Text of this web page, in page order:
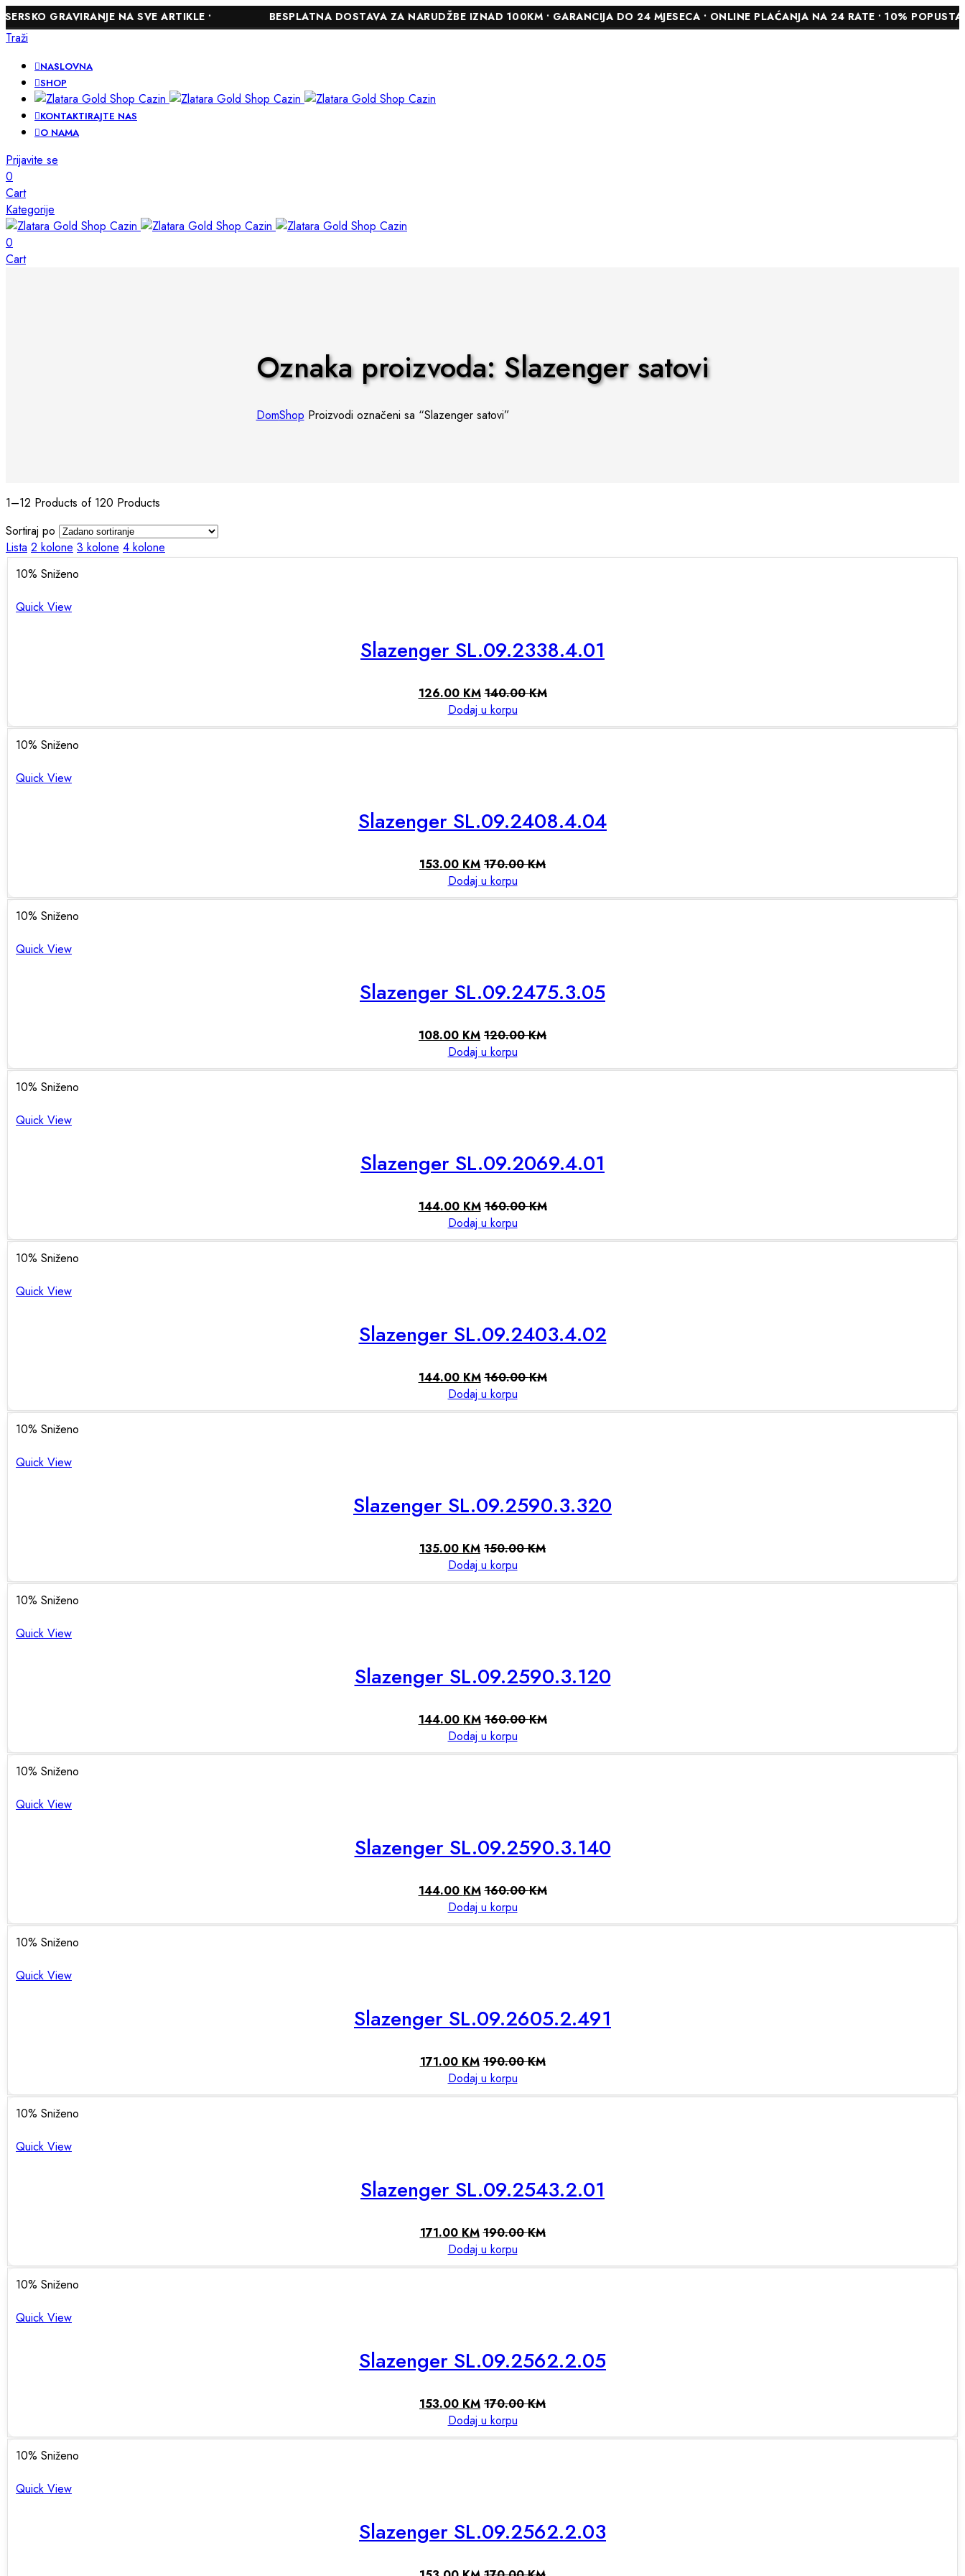
NA SVE ARTIKLE • BESPLATNA DOSTAVA ZA NARUDŽBE IZNAD 100KM • GARANCIJA DO 24 MJESECA • ONLINE PLAĆANJA NA 24 RATE • 10% POPUSTA NA
Traži
NASLOVNA
SHOP
KONTAKTIRAJTE NAS
O NAMA
Prijavite se
0
Cart
Kategorije
0
Cart
Oznaka proizvoda: Slazenger satovi
DomShop Proizvodi označeni sa “Slazenger satovi”
1–12 Products of 120 Products
Sortiraj po
Lista 2 kolone 3 kolone 4 kolone
10% Sniženo
Quick View
Slazenger SL.09.2338.4.01
126.00 KM 140.00KM
Dodaj u korpu
10% Sniženo
Quick View
Slazenger SL.09.2408.4.04
153.00 KM 170.00KM
Dodaj u korpu
10% Sniženo
Quick View
Slazenger SL.09.2475.3.05
108.00 KM 120.00KM
Dodaj u korpu
10% Sniženo
Quick View
Slazenger SL.09.2069.4.01
144.00 KM 160.00KM
Dodaj u korpu
10% Sniženo
Quick View
Slazenger SL.09.2403.4.02
144.00 KM 160.00KM
Dodaj u korpu
10% Sniženo
Quick View
Slazenger SL.09.2590.3.320
135.00 KM 150.00KM
Dodaj u korpu
10% Sniženo
Quick View
Slazenger SL.09.2590.3.120
144.00 KM 160.00KM
Dodaj u korpu
10% Sniženo
Quick View
Slazenger SL.09.2590.3.140
144.00 KM 160.00KM
Dodaj u korpu
10% Sniženo
Quick View
Slazenger SL.09.2605.2.491
171.00 KM 190.00KM
Dodaj u korpu
10% Sniženo
Quick View
Slazenger SL.09.2543.2.01
171.00 KM 190.00KM
Dodaj u korpu
10% Sniženo
Quick View
Slazenger SL.09.2562.2.05
153.00 KM 170.00KM
Dodaj u korpu
10% Sniženo
Quick View
Slazenger SL.09.2562.2.03